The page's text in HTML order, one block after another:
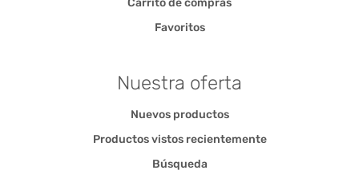
Favoritos
Nuestra oferta
Nuevos productos
Productos vistos recientemente
Búsqueda